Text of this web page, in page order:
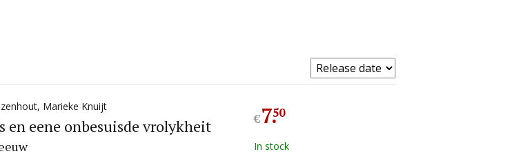
, Marieke Knuijt
en eene onbesuisde vrolykheit €7.
50
In stock